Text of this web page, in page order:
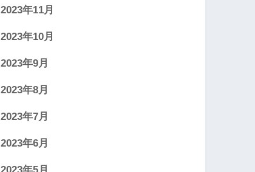
2023年11月
2023年10月
2023年9月
2023年8月
2023年7月
2023年6月